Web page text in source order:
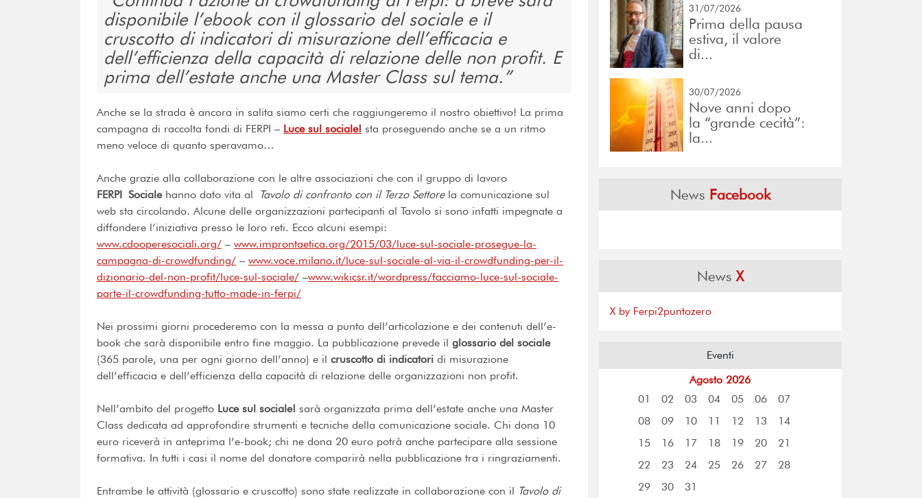
disponibile l’ebook con il glossario del sociale e il
cruscotto di indicatori di misurazione dell’efficacia e
dell’efficienza della capacità di relazione delle non profit. E
prima dell’estate anche una Master Class sul tema.
Anche se la strada è ancora in salita siamo certi che raggiungeremo il nostro obiettivo! La prima
campagna di raccolta fondi di FERPI – Luce sul sociale! sta proseguendo anche se a un ritmo
meno veloce di quanto speravamo…
Anche grazie alla collaborazione con le altre associazioni che con il gruppo di lavoro
FERPI Socialehanno dato vita al Tavolo di confronto con il Terzo Settorela comunicazione sul
web sta circolando. Alcune delle organizzazioni partecipanti al Tavolo si sono infatti impegnate a
diffondere l’iniziativa presso le loro reti. Ecco alcuni esempi:
www.cdooperesociali.org/ – www.improntaetica.org/2015/03/luce-sul-sociale-prosegue-la-
campagna-di-crowdfunding/ – www.voce.milano.it/luce-sul-sociale-al-via-il-crowdfunding-per-il-
dizionario-del-non-profit/luce-sul-sociale/ –www.wikicsr.it/wordpress/facciamo-luce-sul-sociale-
parte-il-crowdfunding-tutto-made-in-ferpi/
Nei prossimi giorni procederemo con la messa a punto dell’articolazione e dei contenuti dell’e-
book che sarà disponibile entro fine maggio. La pubblicazione prevede il glossario del sociale
(365 parole, una per ogni giorno dell’anno) e il cruscotto di indicatori di misurazione
dell’efficacia e dell’efficienza della capacità di relazione delle organizzazioni non profit.
Nell’ambito del progetto Luce sul sociale! sarà organizzata prima dell’estate anche una Master
Class dedicata ad approfondire strumenti e tecniche della comunicazione sociale. Chi dona 10
euro riceverà in anteprima l’e-book; chi ne dona 20 euro potrà anche partecipare alla sessione
formativa. In tutti i casi il nome del donatore comparirà nella pubblicazione tra i ringraziamenti.
Entrambe le attività (glossario e cruscotto) sono state realizzate in collaborazione con il Tavolo di
31/07/2026
Prima della pausa
estiva, il valore
di...
30/07/2026
Nove anni dopo
la “grande cecità”:
la...
News Facebook
NewsX
X by Ferpi2puntozero
Eventi
Agosto 2026
01
02 03 04 05 06
07
08
09 10 11 12 13
14
15
16 17 18 19 20
21
22
23 24 25 26 27
28
29
30 31